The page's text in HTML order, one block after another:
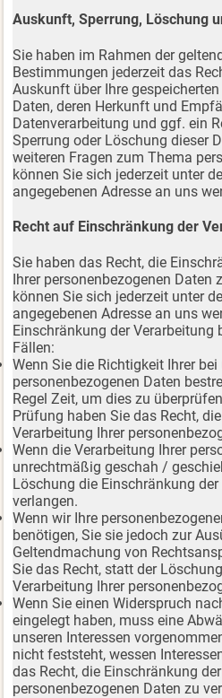
Auskunft, Sperrung, Löschung
Sie haben im Rahmen der
Bestimmungen jederzeit das
Auskunft über Ihre
Daten, deren Herkunft und
Datenverarbeitung und ggf. ein
Sperrung oder Löschung dieser
weiteren Fragen zum Thema
können Sie sich jederzeit unter
angegebenen Adresse an uns
Recht auf Einschränkung der
Sie haben das Recht, die
Ihrer personenbezogenen Daten
können Sie sich jederzeit unter
angegebenen Adresse an uns
Einschränkung der Verarbeitung
Fällen:
Wenn Sie die Richtigkeit Ihrer
personenbezogenen Daten
Regel Zeit, um dies zu
Prüfung haben Sie das Recht,
Verarbeitung Ihrer
Wenn die Verarbeitung Ihrer
unrechtmäßig geschah /
Löschung die Einschränkung
verlangen.
Wenn wir Ihre
benötigen, Sie sie jedoch zur
Geltendmachung von
Sie das Recht, statt der
Verarbeitung Ihrer
Wenn Sie einen Widerspruch
eingelegt haben, muss eine
unseren Interessen
nicht feststeht, wessen
das Recht, die Einschränkung
personenbezogenen Daten zu